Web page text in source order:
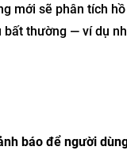
mới sẽ phân tích
bất thường — ví dụ
báo để người